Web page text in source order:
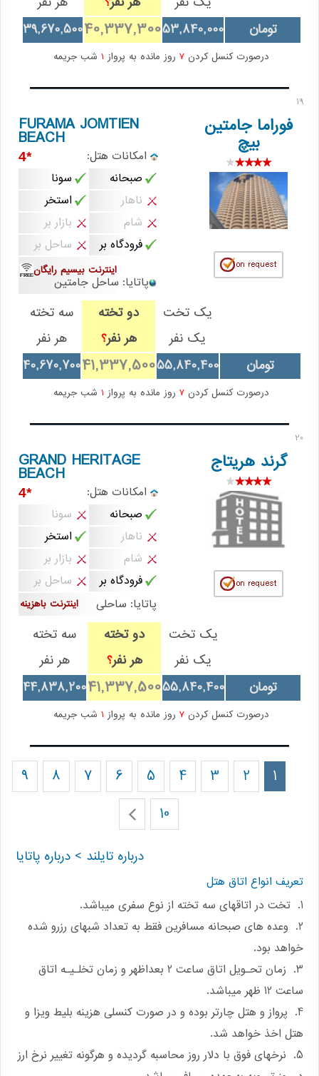
تومان
53,840,000
40,337,300
39,670,500
درصورت کنسل کردن 7 روز مانده به پرواز شب جریمه
19
فوراما جامتين
بيچ
FURAMA JOMTIEN
BEACH
امکانات هتل: *4
صبحانه
سونا
ناهار
استخر
شام
بازار بر
فرودگاه بر
ساحل بر
اینترنت بیسیم رایگان
پاتایا: ساحل جامتين
یک تخت
یک نفر
دو تخته
هر نفر؟
سه تخته
هر نفر
تومان
55,840,400
41,337,500
40,670,700
درصورت کنسل کردن 7 روز مانده به پرواز شب جریمه
20
گرند هریتاج GRAND HERITAGE
BEACH
امکانات هتل: *4
صبحانه
سونا
ناهار
استخر
شام
بازار بر
فرودگاه بر
ساحل بر
اینترنت باهزینه پاتایا: ساحلی
یک تخت
یک نفر
دو تخته
هر نفر؟
سه تخته
هر نفر
تومان
55,840,400
41,337,500
44,838,200
درصورت کنسل کردن 7 روز مانده به پرواز شب جریمه
1
2
3
4
5
6
7
8
9
10
درباره تایلند > درباره پاتایا
تعریف انواع اتاق هتل
1. تخت در اتاقهای سه تخته از نوع سفری میباشد.
2. وعده های صبحانه مسافرین فقط به تعداد شبهای رزرو شده
خواهد بود.
3. زمان تحـویل اتاق ساعت 2 بعداظهر و زمان تخلـیـه اتاق
ساعت 12 ظهر میباشد.
4. پرواز و هتل چارتر بوده و در صورت کنسلی هزینه بلیط ویزا و
هتل اخذ خواهد شد.
5. نرخهای فوق با دلار روز محاسبه گردیده و هرگونه تغییر نرخ ارز